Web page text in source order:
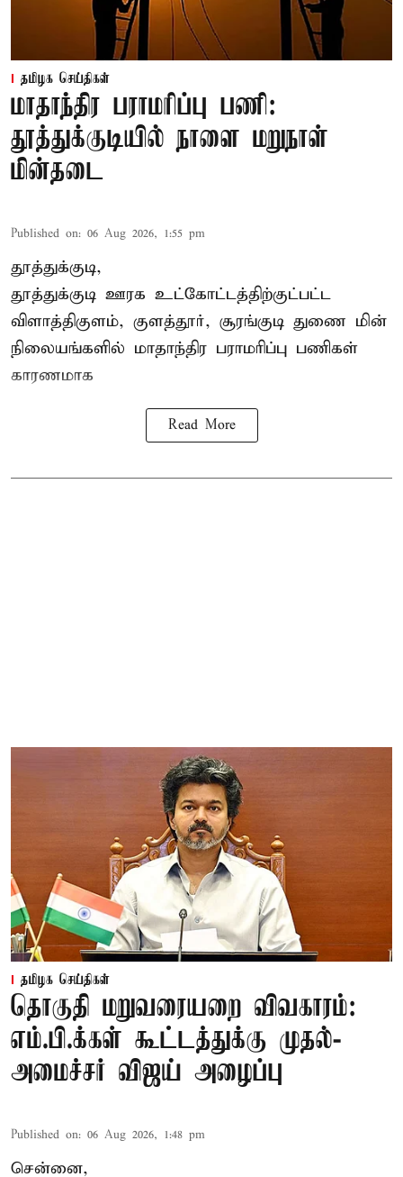
தமிழக செய்திகள்
மாதாந்திர பராமரிப்பு பணி:
தூத்துக்குடியில் நாளை மறுநாள்
மின்தடை
Published on: 06 Aug 2026, 1:55 pm
தூத்துக்குடி,
தூத்துக்குடி ஊரக உட்கோட்டத்திற்குட்பட்ட
விளாத்திகுளம், குளத்தூர், சூரங்குடி துணை மின்
நிலையங்களில் மாதாந்திர பராமரிப்பு பணிகள்
காரணமாக
Read More
தமிழக செய்திகள்
தொகுதி மறுவரையறை விவகாரம்:
எம்.பி.க்கள் கூட்டத்துக்கு முதல்-
அமைச்சர் விஜய் அழைப்பு
Published on: 06 Aug 2026, 1:48 pm
சென்னை,